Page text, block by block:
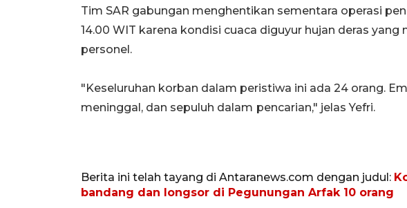
Tim SAR gabungan menghentikan sementara operasi
14.00 WIT karena kondisi cuaca diguyur hujan deras
personel.
"Keseluruhan korban dalam peristiwa ini ada 24 orang.
meninggal, dan sepuluh dalam pencarian," jelas Yefri.
Berita ini telah tayang di Antaranews.com dengan judul:
bandang dan longsor di Pegunungan Arfak 10 orang